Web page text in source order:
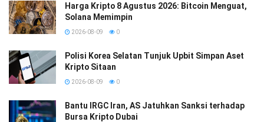
Harga Kripto 8 Agustus 2026: Bitcoin Menguat,
Solana Memimpin
2026-08-09 0
Polisi Korea Selatan Tunjuk Upbit Simpan Aset
Kripto Sitaan
2026-08-09 0
Bantu IRGC Iran, AS Jatuhkan Sanksi terhadap
Bursa Kripto Dubai